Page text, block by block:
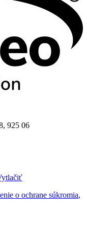
925 06
o ochrane súkromia,